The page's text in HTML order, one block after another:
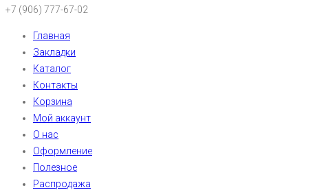
+7 (906) 777-67-02
Главная
Закладки
Каталог
Контакты
Корзина
Мой аккаунт
О нас
Оформление
Полезное
Распродажа